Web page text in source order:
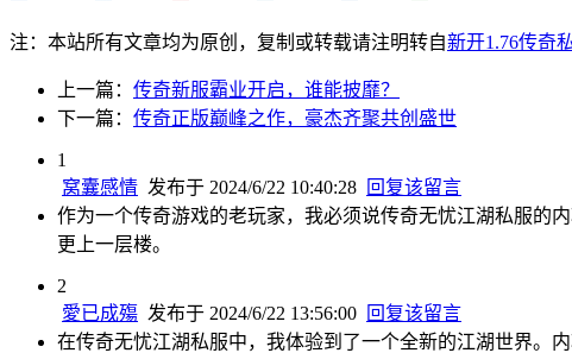
注：本站所有文章均为原创，复制或转载请注明转自新开1.76传奇
上一篇： 传奇新服霸业开启，谁能披靡？
下一篇： 传奇正版巅峰之作，豪杰齐聚共创盛世
1
窝囊感情 发布于 2024/6/22 10:40:28 回复该留言
作为一个传奇游戏的老玩家，我必须说传奇无忧江湖私服的
更上一层楼。
2
愛已成殤 发布于 2024/6/22 13:56:00 回复该留言
在传奇无忧江湖私服中，我体验到了一个全新的江湖世界。